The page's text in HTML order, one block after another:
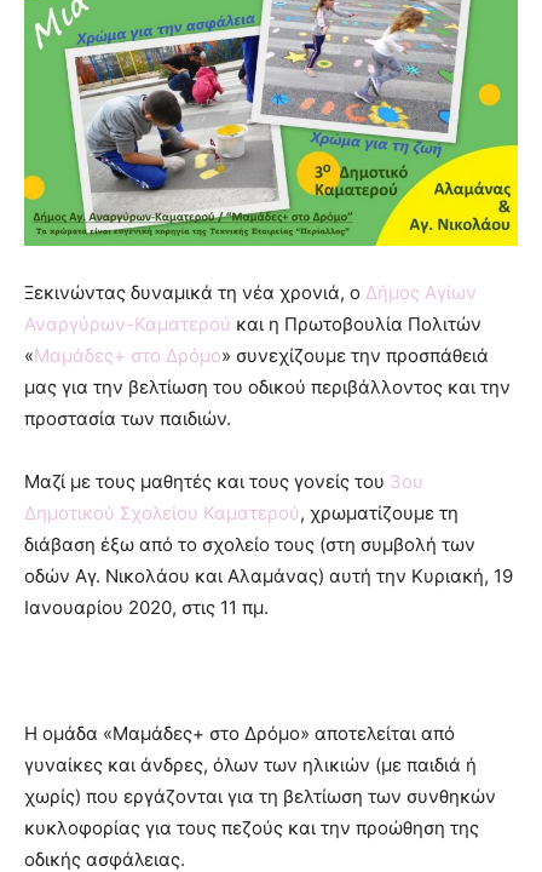
Ξεκινώντας δυναμικά τη νέα χρονιά, ο Δήμος Αγίων
Αναργύρων-Καματερού και η Πρωτοβουλία Πολιτών
«Μαμάδες+ στο Δρόμο» συνεχίζουμε την προσπάθειά
μας για την βελτίωση του οδικού περιβάλλοντος και την
προστασία των παιδιών.
Μαζί με τους μαθητές και τους γονείς του 3ου
Δημοτικού Σχολείου Καματερού, χρωματίζουμε τη
διάβαση έξω από το σχολείο τους (στη συμβολή των
οδών Αγ. Νικολάου και Αλαμάνας) αυτή την Κυριακή, 19
Ιανουαρίου 2020, στις 11 πμ.
Η ομάδα «Μαμάδες+ στο Δρόμο» αποτελείται από
γυναίκες και άνδρες, όλων των ηλικιών (με παιδιά ή
χωρίς) που εργάζονται για τη βελτίωση των συνθηκών
κυκλοφορίας για τους πεζούς και την προώθηση της
οδικής ασφάλειας.